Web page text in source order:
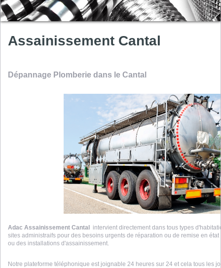
Assainissement Cantal
Dépannage Plomberie dans le Cantal
Adac Assainissement Cantal
intervient directement dans tous types
sites administraifs pour des besoins urgents de réparation ou de remise en
ou des installations d'assainissement.
Notre plateforme téléphonique est joignable 24 heures sur 24 et cela tous les